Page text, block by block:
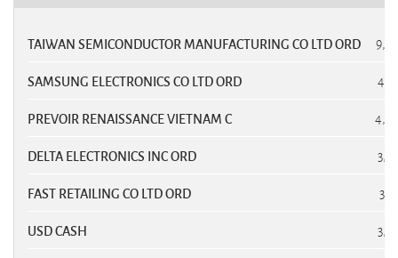
TAIWAN SEMICONDUCTOR MANUFACTURING CO LTD ORD
SAMSUNG ELECTRONICS CO LTD ORD
PREVOIR RENAISSANCE VIETNAM C
DELTA ELECTRONICS INC ORD
FAST RETAILING CO LTD ORD
USD CASH